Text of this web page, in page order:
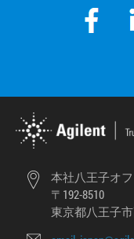
本社八王子オ
〒192-8510
東京都八王子